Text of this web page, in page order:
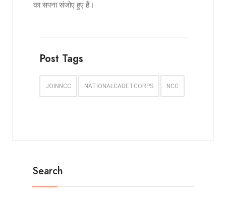
का सपना संजोए हुए हैं।
Post Tags
JOINNCC NATIONALCADETCORPS NCC
Search